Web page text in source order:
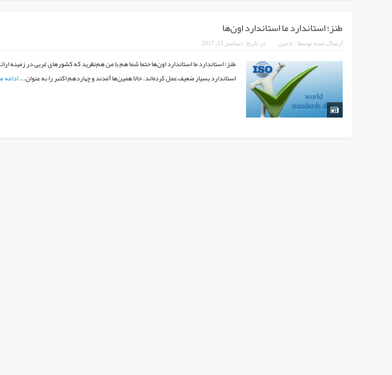
طنز؛ استاندارد ما استاندارد اون‌ها
ارسال شده توسط : ادمین در تاریخ:دسامبر 13, 2017
طنز؛ استاندارد ما استاندارد اون‌ها حتما شما هم با من هم‌نظرید که کشورهای غربی در زمینه
استاندارد بسیار ضعیف عمل کرده‌اند. حالا همین‌ها آمدند و چهاردهم اکتبر را به عنوان...